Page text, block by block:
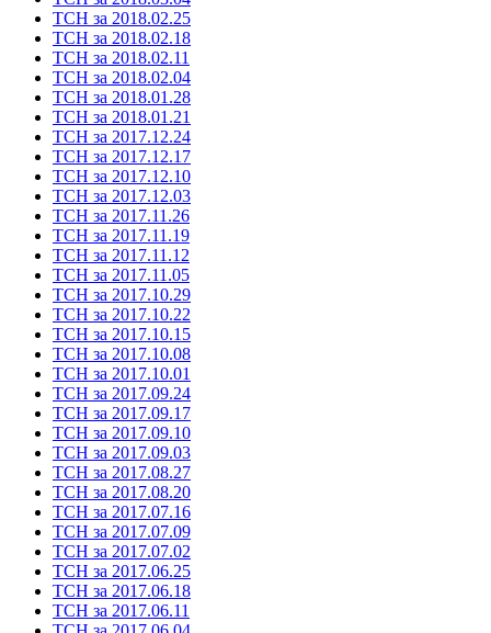
ТСН за 2018.02.25
ТСН за 2018.02.18
ТСН за 2018.02.11
ТСН за 2018.02.04
ТСН за 2018.01.28
ТСН за 2018.01.21
ТСН за 2017.12.24
ТСН за 2017.12.17
ТСН за 2017.12.10
ТСН за 2017.12.03
ТСН за 2017.11.26
ТСН за 2017.11.19
ТСН за 2017.11.12
ТСН за 2017.11.05
ТСН за 2017.10.29
ТСН за 2017.10.22
ТСН за 2017.10.15
ТСН за 2017.10.08
ТСН за 2017.10.01
ТСН за 2017.09.24
ТСН за 2017.09.17
ТСН за 2017.09.10
ТСН за 2017.09.03
ТСН за 2017.08.27
ТСН за 2017.08.20
ТСН за 2017.07.16
ТСН за 2017.07.09
ТСН за 2017.07.02
ТСН за 2017.06.25
ТСН за 2017.06.18
ТСН за 2017.06.11